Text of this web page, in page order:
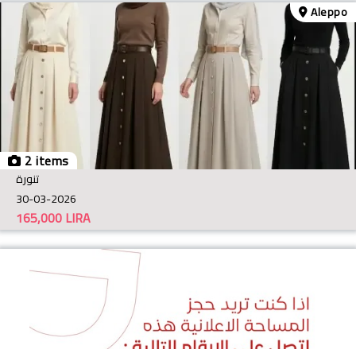
2 items
Aleppo
تنورة
30-03-2026
LIRA
165,000